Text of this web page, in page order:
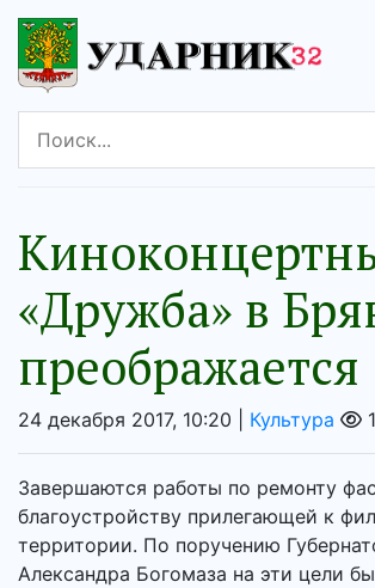
«Дружба» в
преображается
24 декабря 2017, 10:20 | Культура
Завершаются работы по ремонту
благоустройству прилегающей к
территории. По поручению
Александра Богомаза на эти цели